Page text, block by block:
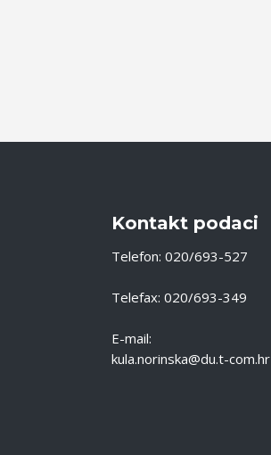
Kontakt podaci
Telefon: 020/693-527
Telefax: 020/693-349
E-mail:
kula.norinska@du.t-com.hr